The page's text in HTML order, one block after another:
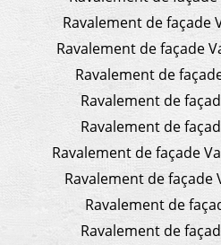
Ravalement de façade
Ravalement de façade
Ravalement de
Ravalement de
Ravalement de
Ravalement de façade
Ravalement de façade
Ravalement de
Ravalement de